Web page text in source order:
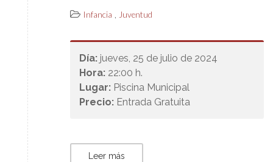
Infancia , Juventud
Día: jueves, 25 de julio de 2024
Hora: 22:00 h.
Lugar: Piscina Municipal
Precio: Entrada Gratuita
Leer más